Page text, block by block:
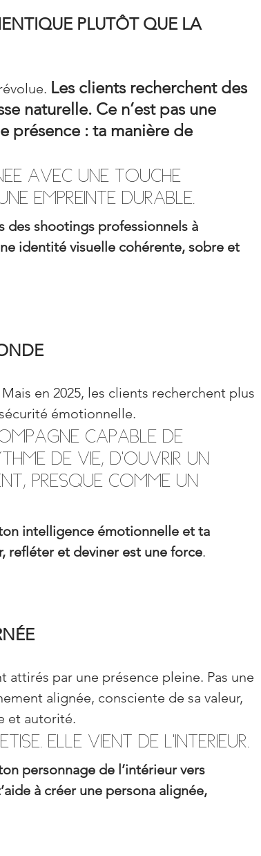
PLUTÔT QUE LA
Les clients recherchent des
naturelle. Ce n’est pas une
présence : ta manière de
avec une touche
empreinte durable.
des shootings professionnels à
identité visuelle cohérente, sobre et
en 2025, les clients recherchent plus
émotionnelle.
capable de
de vie, d’ouvrir un
presque comme un
intelligence émotionnelle et ta
refléter et deviner est une force.
attirés par une présence pleine. Pas une
alignée, consciente de sa valeur,
et autorité.
Elle vient de l’intérieur.
personnage de l’intérieur vers
à créer une persona alignée,